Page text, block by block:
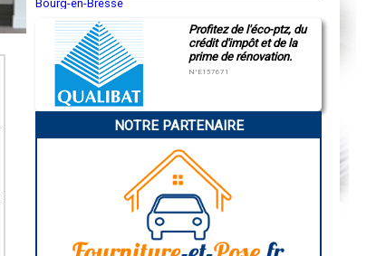
Bourg-en-Bresse
Montluçon
Manosque
Gap
Charleville-Mézières
Pamiers
Narbonne
Brive-la-Gaillarde
Profitez de l'éco-ptz, du
crédit d'impôt et de la
prime de rénovation.
N°E157671
NOTRE PARTENAIRE